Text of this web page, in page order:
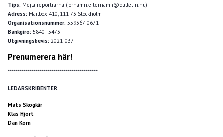
Tips: Mejla reportrarna (förnamn.efternamn@bulletin.nu)
Adress: Mailbox 410, 111 73 Stockholm
Organisationsnummer: 559367-0671
Bankgiro: 5840–5473
Utgivningsbevis: 2021-037
Prenumerera här!
*********************************************
LEDARSKRIBENTER
Mats Skogkär
Klas Hjort
Dan Korn